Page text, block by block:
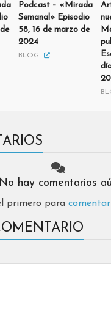
Podcast – «Mirada
Semanal» Episodio
58, 16 de marzo de
2024
BLOG
No hay comentarios
primero para